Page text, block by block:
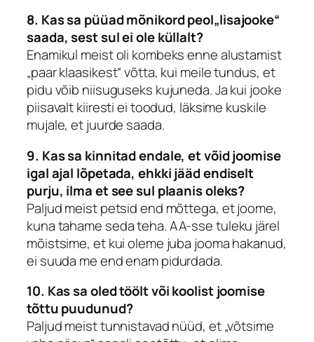
8. Kas sa püüad mõnikord peol„lisajooke“
saada, sest sul ei ole küllalt?
Enamikul meist oli kombeks enne alustamist
„paar klaasikest“ võtta, kui meile tundus, et
pidu võib niisuguseks kujuneda. Ja kui jooke
piisavalt kiiresti ei toodud, läksime kuskile
mujale, et juurde saada.
9. Kas sa kinnitad endale, et võid joomise
igal ajal lõpetada, ehkki jääd endiselt
purju, ilma et see sul plaanis oleks?
Paljud meist petsid end mõttega, et joome,
kuna tahame seda teha. AA-sse tuleku järel
mõistsime, et kui oleme juba jooma hakanud,
ei suuda me end enam pidurdada.
10. Kas sa oled töölt või koolist joomise
tõttu puudunud?
Paljud meist tunnistavad nüüd, et „võtsime